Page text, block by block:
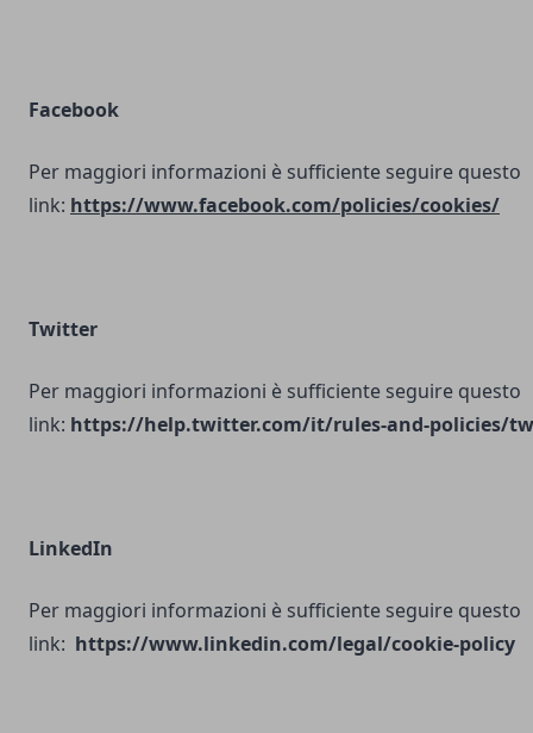
Facebook
Per maggiori informazioni è sufficiente seguire questo
link: https://www.facebook.com/policies/cookies/
Twitter
Per maggiori informazioni è sufficiente seguire questo
link: https://help.twitter.com/it/rules-and-policies/
LinkedIn
Per maggiori informazioni è sufficiente seguire questo
link: https://www.linkedin.com/legal/cookie-policy